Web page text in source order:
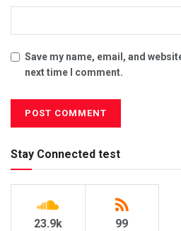
Save my name, email, and
next time I comment.
Stay Connected test
23.9k 99